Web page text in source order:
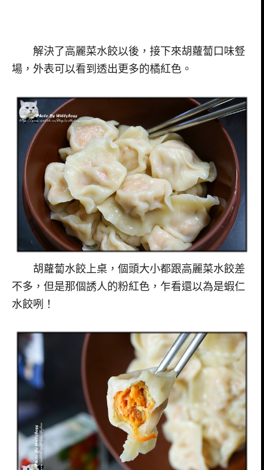
解決了高麗菜水餃以後，接下來胡蘿蔔口味豋
場，外表可以看到透出更多的橘紅色。
胡蘿蔔水餃上桌，個頭大小都跟高麗菜水餃差
不多，但是那個誘人的粉紅色，乍看還以為是蝦仁
水餃咧！